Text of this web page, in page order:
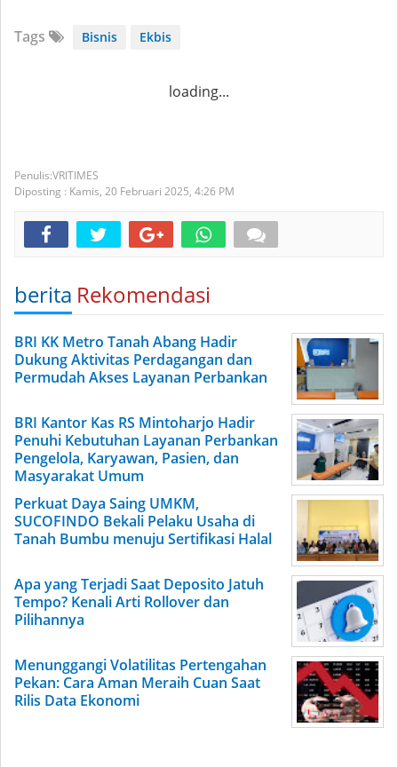
Tags Bisnis Ekbis
loading...
VRITIMES
Diposting : Kamis, 20 Februari 2025, 4:26 PM
berita Rekomendasi
BRI KK Metro Tanah Abang Hadir
Dukung Aktivitas Perdagangan dan
Permudah Akses Layanan Perbankan
BRI Kantor Kas RS Mintoharjo Hadir
Penuhi Kebutuhan Layanan Perbankan
Pengelola, Karyawan, Pasien, dan
Masyarakat Umum
Perkuat Daya Saing UMKM,
SUCOFINDO Bekali Pelaku Usaha di
Tanah Bumbu menuju Sertifikasi Halal
Apa yang Terjadi Saat Deposito Jatuh
Tempo? Kenali Arti Rollover dan
Pilihannya
Menunggangi Volatilitas Pertengahan
Pekan: Cara Aman Meraih Cuan Saat
Rilis Data Ekonomi